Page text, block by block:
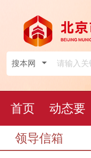
首页 动态要
闻
领导信箱